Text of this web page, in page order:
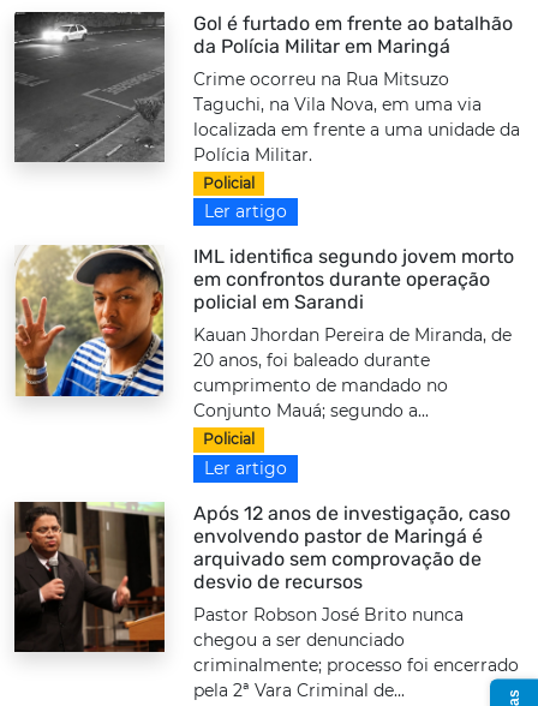
Gol é furtado em frente ao batalhão
da Polícia Militar em Maringá
Crime ocorreu na Rua Mitsuzo
Taguchi, na Vila Nova, em uma via
localizada em frente a uma unidade da
Polícia Militar.
Policial
Ler artigo
IML identifica segundo jovem morto
em confrontos durante operação
policial em Sarandi
Kauan Jhordan Pereira de Miranda, de
20 anos, foi baleado durante
cumprimento de mandado no
Conjunto Mauá; segundo a...
Policial
Ler artigo
Após 12 anos de investigação, caso
envolvendo pastor de Maringá é
arquivado sem comprovação de
desvio de recursos
Pastor Robson José Brito nunca
chegou a ser denunciado
criminalmente; processo foi encerrado
pela 2ª Vara Criminal de...